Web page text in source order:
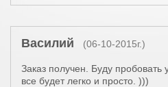
Василий (06-10-2015г.)
Заказ получен. Буду пробовать
все будет легко и просто. )))